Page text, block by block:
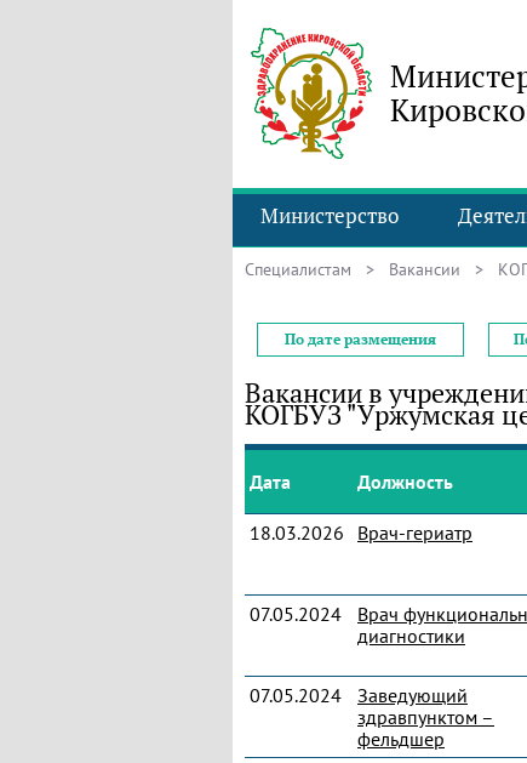
Министерство
Специалистам > Вакансии >
По дате размещения
Вакансии в
КОГБУЗ "Уржумская
Дата Должность
18.03.2026
Врач-гериатр
07.05.2024
Врач
диагностики
07.05.2024
Заведующий
здравпунктом –
фельдшер